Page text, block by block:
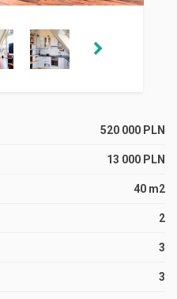
520 000 PLN
13 000 PLN
40 m2
2
3
3